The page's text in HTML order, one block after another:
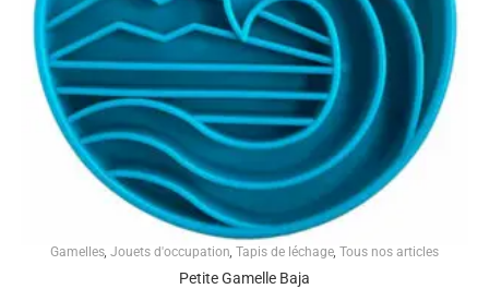
Gamelles, Jouets d'occupation, Tapis de léchage, Tous nos articles
Petite Gamelle Baja